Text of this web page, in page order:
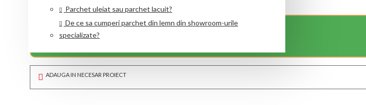
Parchet uleiat sau parchet lacuit?
De ce sa cumperi parchet din lemn din showroom-urile
specializate?
CERE O OFERTA PERSONALIZATA!
ADAUGA IN NECESAR PROIECT